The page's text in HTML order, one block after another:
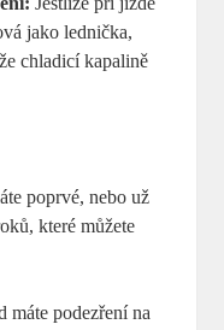
jako lednička,
chladicí kapalině
poprvé, nebo už
které můžete
máte podezření na